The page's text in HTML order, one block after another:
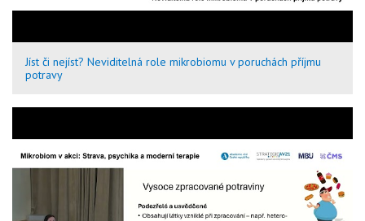
Jíst či nejíst? Neviditelná role mikrobiomu v poruchách příjmu
potravy